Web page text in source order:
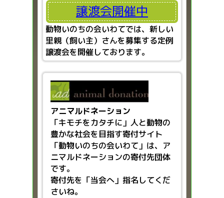
譲渡会開催中
動物いのちの会いわてでは、新しい
里親（飼い主）さんを募集する定例
譲渡会を開催しております。
アニマルドネーション
「キモチをカタチに」人と動物の
豊かな社会を目指す寄付サイト
「動物いのちの会いわて」は、ア
ニマルドネーションの寄付先団体
です。
寄付先を「当会へ」指名してくだ
さいね。